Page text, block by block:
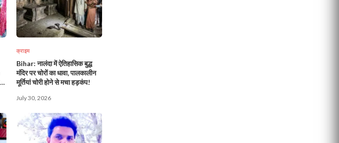
क्राइम
Bihar: नालंदा में ऐतिहासिक बुद्ध
मंदिर पर चोरों का धावा, पालकालीन
मूर्तियां चोरी होने से मचा हड़कंप!
July 30, 2026